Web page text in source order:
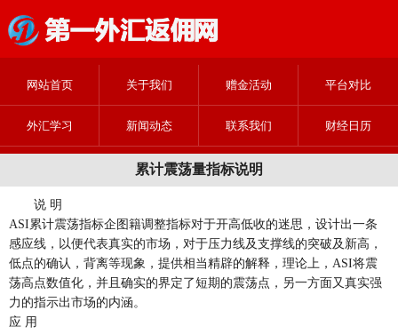
网站首页 关于我们 赠金活动 平台对比
外汇学习 新闻动态 联系我们 财经日历
累计震荡量指标说明
说 明
ASI累计震荡指标企图籍调整指标对于开高低收的迷思，设计出一条
感应线，以便代表真实的市场，对于压力线及支撑线的突破及新高，
低点的确认，背离等现象，提供相当精辟的解释，理论上，ASI将震
荡高点数值化，并且确实的界定了短期的震荡点，另一方面又真实强
力的指示出市场的内涵。
应 用